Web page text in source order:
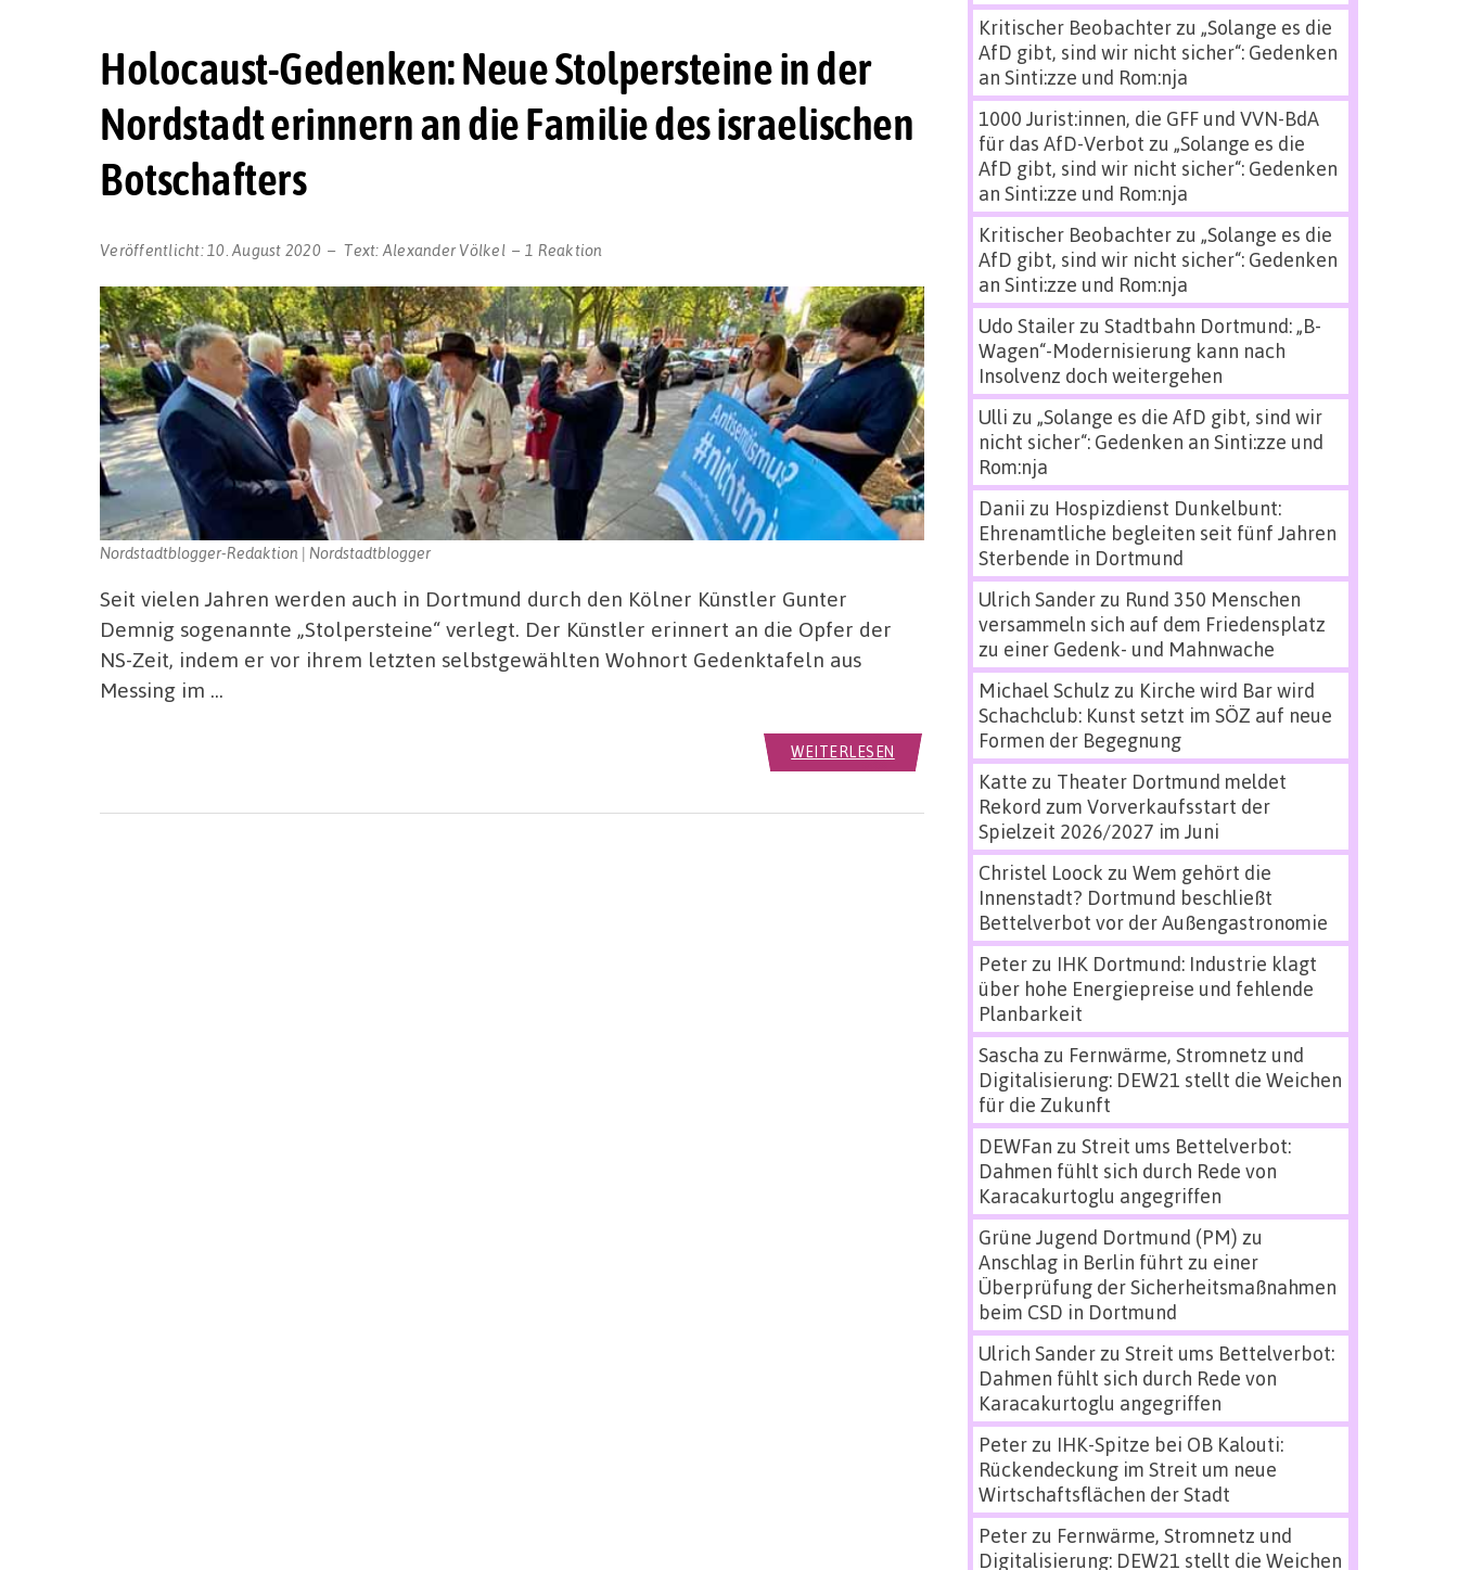
Holocaust-Gedenken: Neue Stolpersteine in der
Nordstadt erinnern an die Familie des israelischen
Botschafters
Veröffentlicht: 10. August 2020 Text: Alexander Völkel 1 Reaktion
Nordstadtblogger-Redaktion | Nordstadtblogger
Seit vielen Jahren werden auch in Dortmund durch den Kölner Künstler Gunter
Demnig sogenannte „Stolpersteine“ verlegt. Der Künstler erinnert an die Opfer der
NS-Zeit, indem er vor ihrem letzten selbstgewählten Wohnort Gedenktafeln aus
Messing im …
WEITERLESEN
Kritischer Beobachterzu „Solange es die
AfD gibt, sind wir nicht sicher“: Gedenken
an Sinti:zze und Rom:nja
1000 Jurist:innen, die GFF und VVN-BdA
für das AfD-Verbot zu „Solange es die
AfD gibt, sind wir nicht sicher“: Gedenken
an Sinti:zze und Rom:nja
Kritischer Beobachterzu „Solange es die
AfD gibt, sind wir nicht sicher“: Gedenken
an Sinti:zze und Rom:nja
Udo Stailerzu Stadtbahn Dortmund: „B-
Wagen“-Modernisierung kann nach
Insolvenz doch weitergehen
Ulli zu „Solange es die AfD gibt, sind wir
nicht sicher“: Gedenken an Sinti:zze und
Rom:nja
Danii zu Hospizdienst Dunkelbunt:
Ehrenamtliche begleiten seit fünf Jahren
Sterbende in Dortmund
Ulrich Sanderzu Rund 350 Menschen
versammeln sich auf dem Friedensplatz
zu einer Gedenk- und Mahnwache
Michael Schulz zu Kirche wird Bar wird
Schachclub: Kunst setzt im SÖZ auf neue
Formen der Begegnung
Katte zu Theater Dortmund meldet
Rekord zum Vorverkaufsstart der
Spielzeit 2026/2027 im Juni
Christel Loock zu Wem gehört die
Innenstadt? Dortmund beschließt
Bettelverbot vor der Außengastronomie
Peterzu IHK Dortmund: Industrie klagt
über hohe Energiepreise und fehlende
Planbarkeit
Sascha zu Fernwärme, Stromnetz und
Digitalisierung: DEW21 stellt die Weichen
für die Zukunft
DEWFan zu Streit ums Bettelverbot:
Dahmen fühlt sich durch Rede von
Karacakurtoglu angegriffen
Grüne Jugend Dortmund (PM) zu
Anschlag in Berlin führt zu einer
Überprüfung der Sicherheitsmaßnahmen
beim CSD in Dortmund
Ulrich Sanderzu Streit ums Bettelverbot:
Dahmen fühlt sich durch Rede von
Karacakurtoglu angegriffen
Peterzu IHK-Spitze bei OB Kalouti:
Rückendeckung im Streit um neue
Wirtschaftsflächen der Stadt
Peterzu Fernwärme, Stromnetz und
Digitalisierung: DEW21 stellt die Weichen